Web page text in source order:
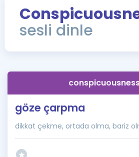
ÖSYM Sınav Takvimi
Kampanyalar
İngilizce Gramer
sesli dinle
göze çarpma
dikkat çekme, ortada olma, bariz